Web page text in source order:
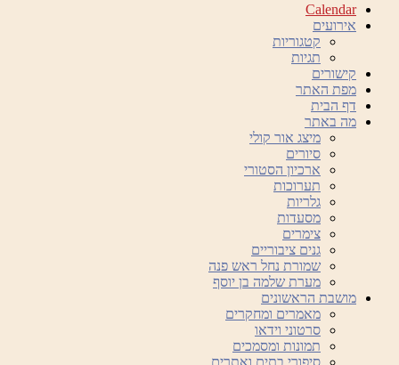
Calendar
אירועים
קטגוריות
תגיות
קישורים
מפת האתר
דף הבית
מה באתר
מיצג אור קולי
סיורים
ארכיון הסטורי
תערוכות
גלריות
מסעדות
צימרים
גנים ציבוריים
שמורת נחל ראש פנה
מערת שלמה בן יוסף
מושבת הראשונים
מאמרים ומחקרים
סרטוני וידאו
תמונות ומסמכים
סיפורי בתים ואתרים